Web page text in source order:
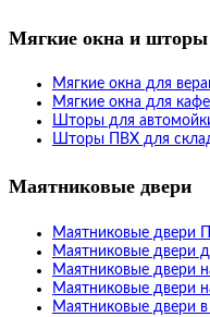
Мягкие окна и
Мягкие окна для
Мягкие окна для
Шторы для
Шторы ПВХ для
Маятниковые двери
Маятниковые двери
Маятниковые двери
Маятниковые двери
Маятниковые двери
Маятниковые двери